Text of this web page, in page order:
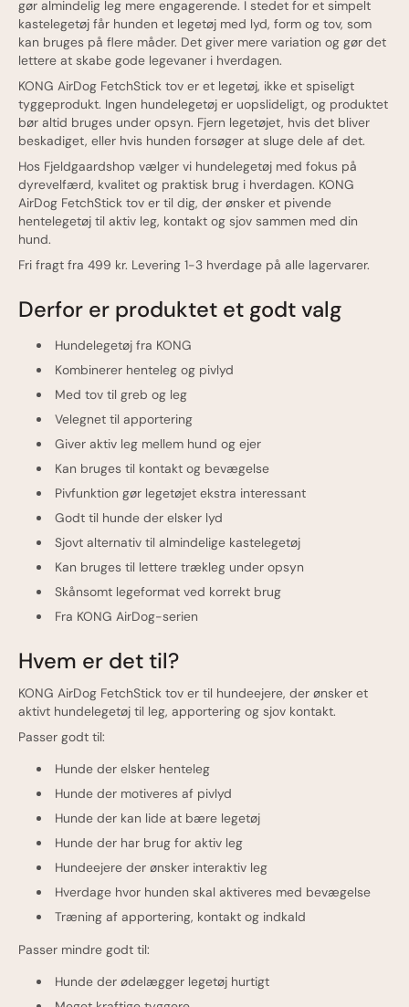
gør almindelig leg mere engagerende. I stedet for et simpelt
kastelegetøj får hunden et legetøj med lyd, form og tov, som
kan bruges på flere måder. Det giver mere variation og gør det
lettere at skabe gode legevaner i hverdagen.
KONG AirDog FetchStick tov er et legetøj, ikke et spiseligt
tyggeprodukt. Ingen hundelegetøj er uopslideligt, og produktet
bør altid bruges under opsyn. Fjern legetøjet, hvis det bliver
beskadiget, eller hvis hunden forsøger at sluge dele af det.
Hos Fjeldgaardshop vælger vi hundelegetøj med fokus på
dyrevelfærd, kvalitet og praktisk brug i hverdagen. KONG
AirDog FetchStick tov er til dig, der ønsker et pivende
hentelegetøj til aktiv leg, kontakt og sjov sammen med din
hund.
Fri fragt fra 499 kr. Levering 1-3 hverdage på alle lagervarer.
Derfor er produktet et godt valg
Hundelegetøj fra KONG
Kombinerer henteleg og pivlyd
Med tov til greb og leg
Velegnet til apportering
Giver aktiv leg mellem hund og ejer
Kan bruges til kontakt og bevægelse
Pivfunktion gør legetøjet ekstra interessant
Godt til hunde der elsker lyd
Sjovt alternativ til almindelige kastelegetøj
Kan bruges til lettere trækleg under opsyn
Skånsomt legeformat ved korrekt brug
Fra KONG AirDog-serien
Hvem er det til?
KONG AirDog FetchStick tov er til hundeejere, der ønsker et
aktivt hundelegetøj til leg, apportering og sjov kontakt.
Passer godt til:
Hunde der elsker henteleg
Hunde der motiveres af pivlyd
Hunde der kan lide at bære legetøj
Hunde der har brug for aktiv leg
Hundeejere der ønsker interaktiv leg
Hverdage hvor hunden skal aktiveres med bevægelse
Træning af apportering, kontakt og indkald
Passer mindre godt til:
Hunde der ødelægger legetøj hurtigt